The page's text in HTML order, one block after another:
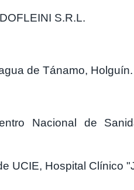
S.R.L.
de Tánamo, Holguín.
Nacional de
UCIE, Hospital Clínico